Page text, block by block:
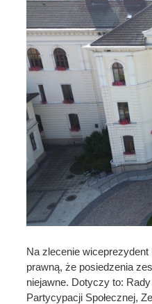
Na zlecenie wiceprezydent
prawną, że posiedzenia
niejawne. Dotyczy to:
Partycypacji Społecznej,